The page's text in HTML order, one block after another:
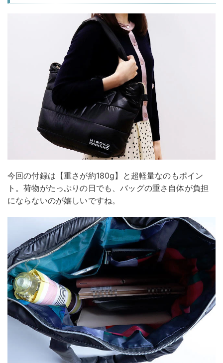
今回の付録は【重さが約180g】と超軽量なのもポイン
ト。荷物がたっぷりの日でも、バッグの重さ自体が負担
にならないのが嬉しいですね。